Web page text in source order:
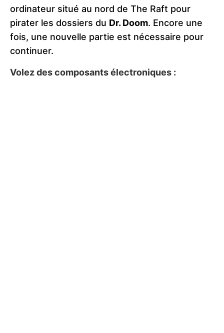
ordinateur situé au nord de The Raft pour
pirater les dossiers du Dr. Doom. Encore une
fois, une nouvelle partie est nécessaire pour
continuer.
Volez des composants électroniques :